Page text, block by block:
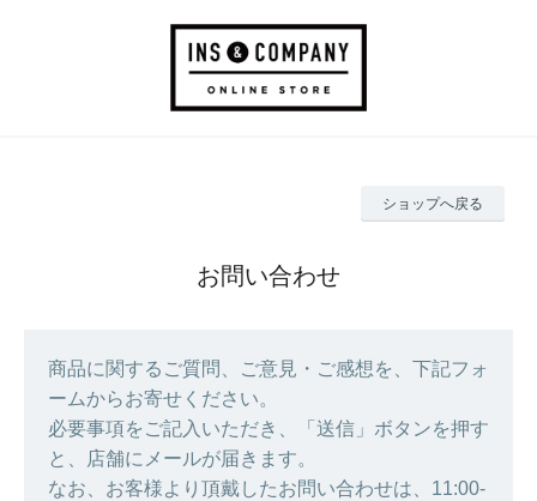
ショップへ戻る
お問い合わせ
商品に関するご質問、ご意見・ご感想を、下記フォ
ームからお寄せください。
必要事項をご記入いただき、「送信」ボタンを押す
と、店舗にメールが届きます。
なお、お客様より頂戴したお問い合わせは、11:00-